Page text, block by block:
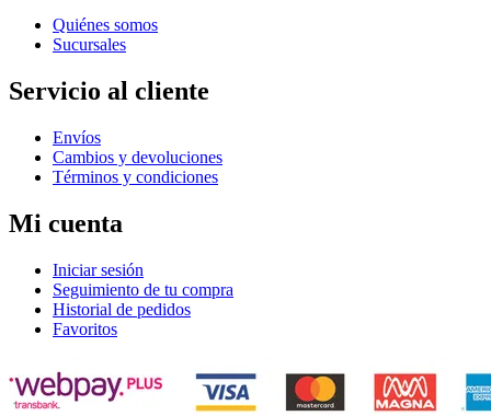
Quiénes somos
Sucursales
Servicio al cliente
Envíos
Cambios y devoluciones
Términos y condiciones
Mi cuenta
Iniciar sesión
Seguimiento de tu compra
Historial de pedidos
Favoritos